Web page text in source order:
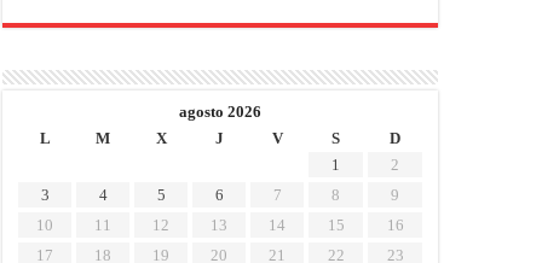
agosto 2026
L
M X J V S
D
1
2
3
4 5 6 7 8
9
10
11 12 13 14 15
16
17
18 19 20 21 22 23